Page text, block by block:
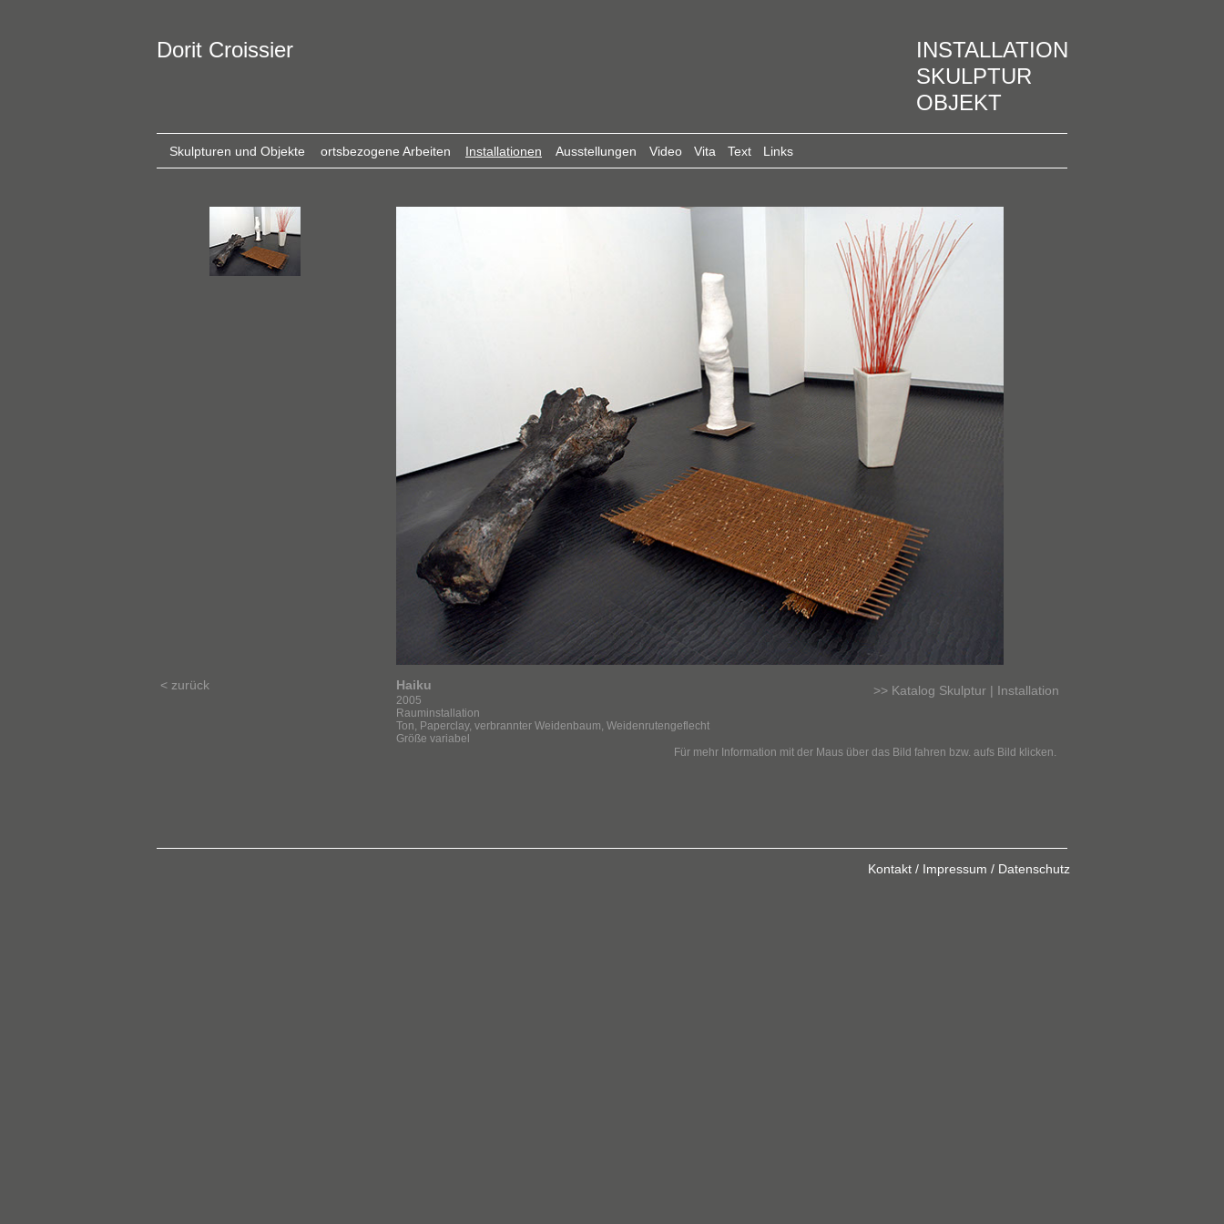
Dorit Croissier
INSTALLATION
SKULPTUR
OBJEKT
Skulpturen und Objekte ortsbezogene Arbeiten Installationen Ausstellungen Video Vita Text Links
Haiku
2005
Rauminstallation
Ton, Paperclay, verbrannter Weidenbaum, Weidenrutengeflecht
Größe variabel
Für mehr Information mit der Maus über das Bild fahren bzw. aufs Bild klicken.
< zurück >> Katalog Skulptur | Installation
Kontakt / Impressum / Datenschutz